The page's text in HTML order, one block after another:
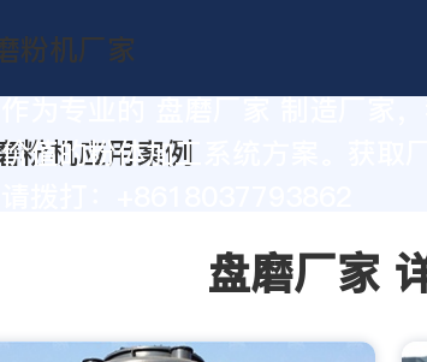
价值的粉体加工系统方案。获取
盘磨厂家